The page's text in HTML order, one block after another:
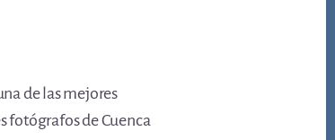
de las mejores
fotógrafos de Cuenca